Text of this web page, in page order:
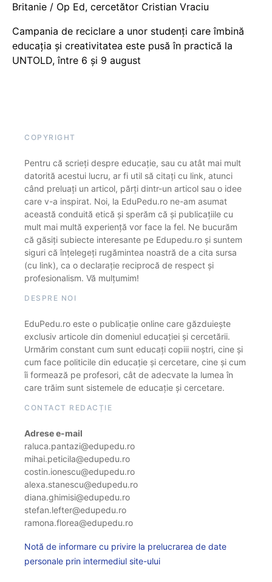
Britanie / Op Ed, cercetător Cristian Vraciu
Campania de reciclare a unor studenți care îmbină
educația și creativitatea este pusă în practică la
UNTOLD, între 6 și 9 august
COPYRIGHT
Pentru că scrieți despre educație, sau cu atât mai mult
datorită acestui lucru, ar fi util să citați cu link, atunci
când preluați un articol, părți dintr-un articol sau o idee
care v-a inspirat. Noi, la EduPedu.ro ne-am asumat
această conduită etică și sperăm că și publicațiile cu
mult mai multă experiență vor face la fel. Ne bucurăm
că găsiți subiecte interesante pe Edupedu.ro și suntem
siguri că înțelegeți rugămintea noastră de a cita sursa
(cu link), ca o declarație reciprocă de respect și
profesionalism. Vă mulțumim!
DESPRE NOI
EduPedu.ro este o publicație online care găzduiește
exclusiv articole din domeniul educației și cercetării.
Urmărim constant cum sunt educați copiii noștri, cine și
cum face politicile din educație și cercetare, cine și cum
îi formează pe profesori, cât de adecvate la lumea în
care trăim sunt sistemele de educație și cercetare.
CONTACT REDACȚIE
Adrese e-mail
raluca.pantazi@edupedu.ro
mihai.peticila@edupedu.ro
costin.ionescu@edupedu.ro
alexa.stanescu@edupedu.ro
diana.ghimisi@edupedu.ro
stefan.lefter@edupedu.ro
ramona.florea@edupedu.ro
Notă de informare cu privire la prelucrarea de date
personale prin intermediul site-ului